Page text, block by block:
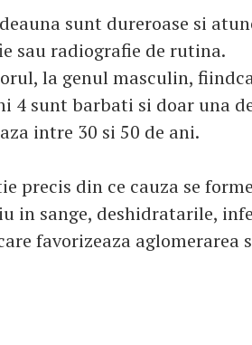
sunt dureroase si
sau radiografie de rutina.
la genul masculin,
4 sunt barbati si doar una
intre 30 si 50 de ani.
precis din ce cauza se
in sange, deshidratarile,
favorizeaza